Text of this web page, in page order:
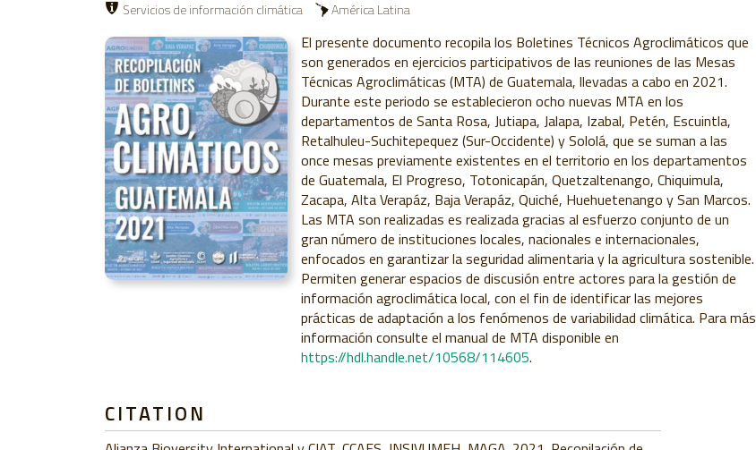
Servicios de información climática América Latina
El presente documento recopila los Boletines Técnicos Agroclimáticos que
son generados en ejercicios participativos de las reuniones de las Mesas
Técnicas Agroclimáticas (MTA) de Guatemala, llevadas a cabo en 2021.
Durante este periodo se establecieron ocho nuevas MTA en los
departamentos de Santa Rosa, Jutiapa, Jalapa, Izabal, Petén, Escuintla,
Retalhuleu-Suchitepequez (Sur-Occidente) y Sololá, que se suman a las
once mesas previamente existentes en el territorio en los departamentos
de Guatemala, El Progreso, Totonicapán, Quetzaltenango, Chiquimula,
Zacapa, Alta Verapáz, Baja Verapáz, Quiché, Huehuetenango y San Marcos.
Las MTA son realizadas es realizada gracias al esfuerzo conjunto de un
gran número de instituciones locales, nacionales e internacionales,
enfocados en garantizar la seguridad alimentaria y la agricultura sostenible.
Permiten generar espacios de discusión entre actores para la gestión de
información agroclimática local, con el fin de identificar las mejores
prácticas de adaptación a los fenómenos de variabilidad climática. Para más
información consulte el manual de MTA disponible en
https://hdl.handle.net/10568/114605.
CITATION